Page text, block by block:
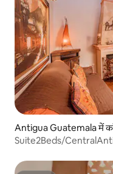
Antigua Guatemala में
Suite2Beds/